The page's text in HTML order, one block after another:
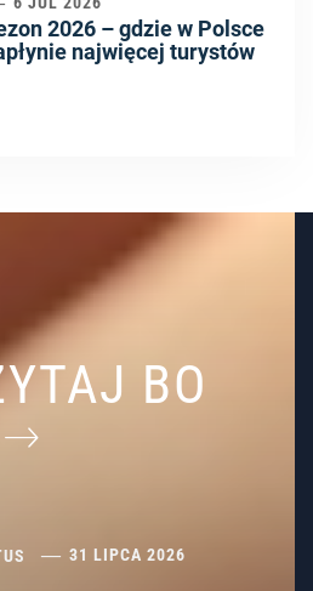
2026 – gdzie w Polsce
najwięcej turystów
BO
31 LIPCA 2026